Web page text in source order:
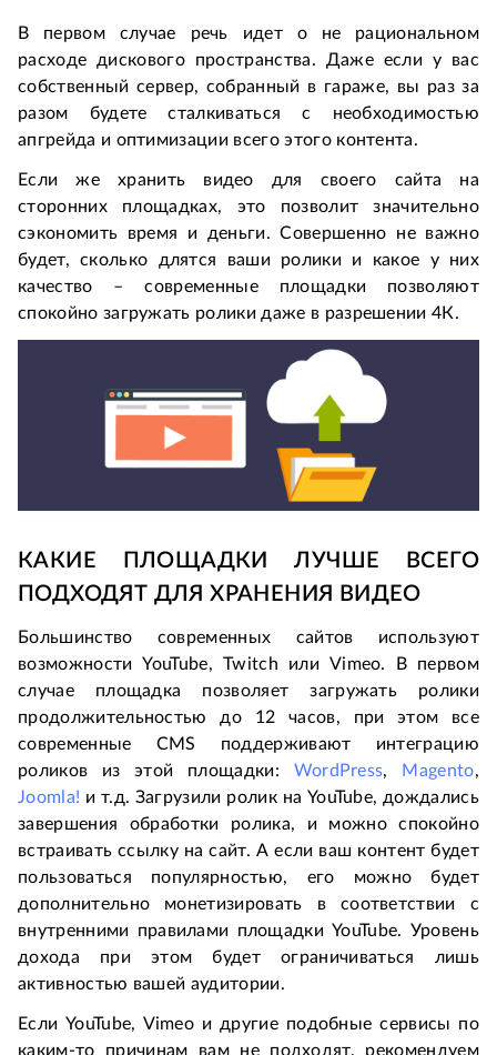
В первом случае речь идет о не рациональном
расходе дискового пространства. Даже если у вас
собственный сервер, собранный в гараже, вы раз за
разом будете сталкиваться с необходимостью
апгрейда и оптимизации всего этого контента.
Если же хранить видео для своего сайта на
сторонних площадках, это позволит значительно
сэкономить время и деньги. Совершенно не важно
будет, сколько длятся ваши ролики и какое у них
качество – современные площадки позволяют
спокойно загружать ролики даже в разрешении 4К.
КАКИЕ ПЛОЩАДКИ ЛУЧШЕ ВСЕГО
ПОДХОДЯТ ДЛЯ ХРАНЕНИЯ ВИДЕО
Большинство современных сайтов используют
возможности YouTube, Twitch или Vimeo. В первом
случае площадка позволяет загружать ролики
продолжительностью до 12 часов, при этом все
современные CMS поддерживают интеграцию
роликов из этой площадки: WordPress, Magento,
Joomla! и т.д. Загрузили ролик на YouTube, дождались
завершения обработки ролика, и можно спокойно
встраивать ссылку на сайт. А если ваш контент будет
пользоваться популярностью, его можно будет
дополнительно монетизировать в соответствии с
внутренними правилами площадки YouTube. Уровень
дохода при этом будет ограничиваться лишь
активностью вашей аудитории.
Если YouTube, Vimeo и другие подобные сервисы по
каким-то причинам вам не подходят, рекомендуем